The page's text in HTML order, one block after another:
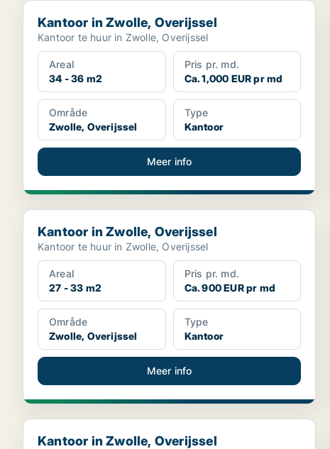
Kantoor in Zwolle, Overijssel
Kantoor in Zwolle, Overijssel
Kantoor te huur in Zwolle, Overijssel
Areal
34 - 36 m2
Pris pr. md.
Ca. 1,000 EUR pr md
Område
Zwolle, Overijssel
Type
Kantoor
Meer info
Kantoor in Zwolle, Overijssel
Kantoor in Zwolle, Overijssel
Kantoor te huur in Zwolle, Overijssel
Areal
27 - 33 m2
Pris pr. md.
Ca. 900 EUR pr md
Område
Zwolle, Overijssel
Type
Kantoor
Meer info
Kantoor in Zwolle, Overijssel
Kantoor in Zwolle, Overijssel